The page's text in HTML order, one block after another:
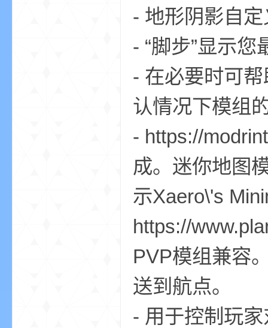
- 地形阴影自
- “脚步”显示
- 在必要时可
认情况下模组
- https://
成。迷你地图
示Xaero\'s
https://
PVP模组兼容
送到航点。
- 用于控制玩